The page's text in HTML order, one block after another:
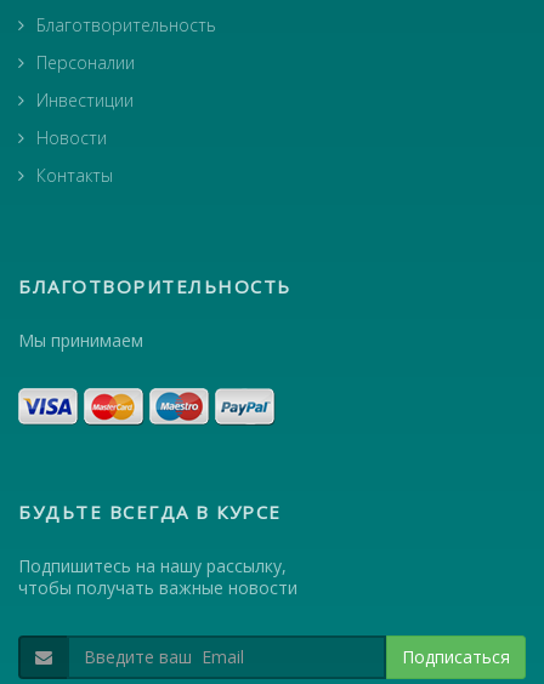
Благотворительность
Персоналии
Инвестиции
Новости
Контакты
БЛАГОТВОРИТЕЛЬНОСТЬ
Мы принимаем
БУДЬТЕ ВСЕГДА В КУРСЕ
Подпишитесь на нашу рассылку,
чтобы получать важные новости
Подписаться